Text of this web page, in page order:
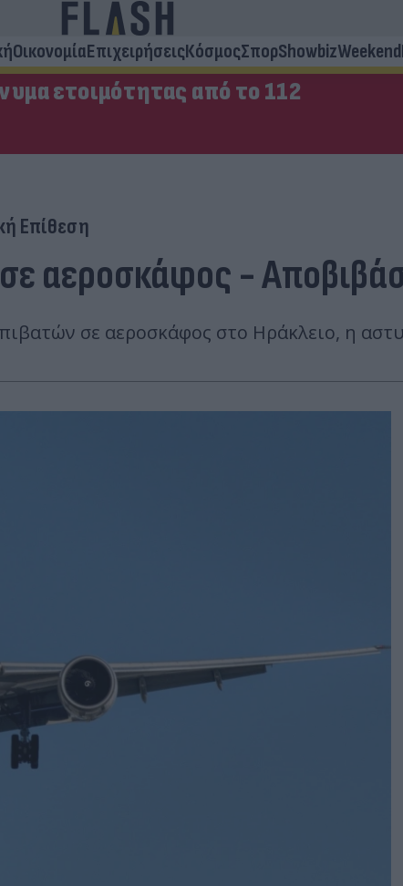
ΟικονομίαΕπιχειρήσειςΚόσμοςΣπορShowbizWeekend
ετοιμότητας από το 112
Επίθεση
αεροσκάφος -
σε αεροσκάφος στο Ηράκλειο, η